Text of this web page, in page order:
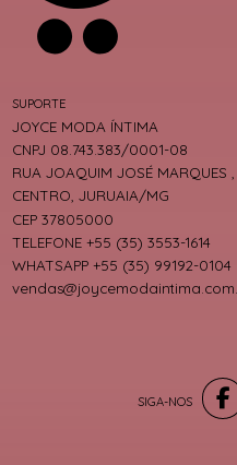
SUPORTE
JOYCE MODA ÍNTIMA
CNPJ 08.743.383/0001-08
RUA JOAQUIM JOSÉ MARQUES ,
CENTRO, JURUAIA/MG
CEP 37805000
TELEFONE +55 (35) 3553-1614
WHATSAPP +55 (35) 99192-0104